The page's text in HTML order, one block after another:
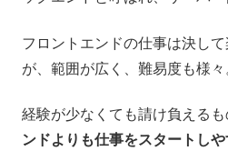
フロントエンドの仕事は決し
が、範囲が広く、難易度も様々
経験が少なくても請け負える
ンドよりも仕事をスタートし